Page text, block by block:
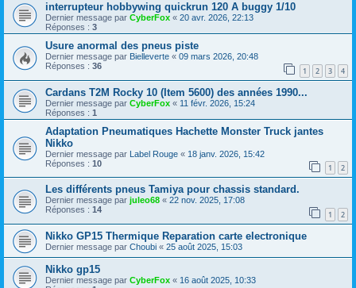
interrupteur hobbywing quickrun 120 A buggy 1/10
Dernier message par CyberFox « 20 avr. 2026, 22:13
Réponses : 3
Usure anormal des pneus piste
Dernier message par Bielleverte « 09 mars 2026, 20:48
Réponses : 36 1 2 3 4
Cardans T2M Rocky 10 (Item 5600) des années 1990...
Dernier message par CyberFox « 11 févr. 2026, 15:24
Réponses : 1
Adaptation Pneumatiques Hachette Monster Truck jantes
Nikko
Dernier message par Label Rouge « 18 janv. 2026, 15:42
Réponses : 10 1 2
Les différents pneus Tamiya pour chassis standard.
Dernier message par juleo68 « 22 nov. 2025, 17:08
Réponses : 14 1 2
Nikko GP15 Thermique Reparation carte electronique
Dernier message par Choubi « 25 août 2025, 15:03
Nikko gp15
Dernier message par CyberFox « 16 août 2025, 10:33